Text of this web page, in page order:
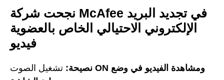
نجحت شركة McAfee في تجديد البريد
الإلكتروني الاحتيالي الخاص بالعضوية
فيديو
نصيحة: ON ومشاهدة الفيديو في وضع